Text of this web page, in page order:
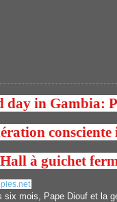
day in Gambia:
consciente
à guichet
six mois, Pape Diouf et la